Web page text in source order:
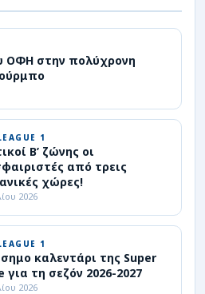
ΟΦΗ στην πολύχρονη
1
Β’ ζώνης οι
από τρεις
χώρες!
2026
1
καλεντάρι της Super
για τη σεζόν 2026-2027
2026